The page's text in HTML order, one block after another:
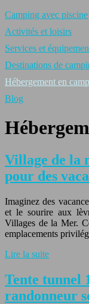
Camping avec piscine
Activités et loisirs
Services et
Destinations de
Hébergement en
Blog
Village de la
pour des
Imaginez des
et le sourire aux
Villages de la Mer.
emplacements
Lire la suite
Tente tunnel
randonneur